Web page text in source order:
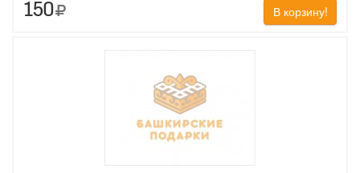
150 В корзину!